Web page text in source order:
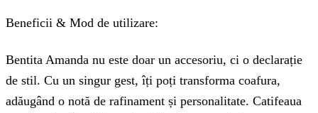
Beneficii & Mod de utilizare:
Bentita Amanda nu este doar un accesoriu, ci o declarație
de stil. Cu un singur gest, îți poți transforma coafura,
adăugând o notă de rafinament și personalitate. Catifeaua